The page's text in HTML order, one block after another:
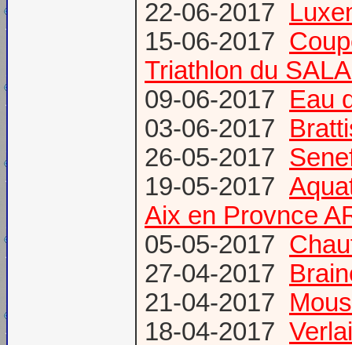
22-06-2017
15-06-2017
Triathlon du
09-06-2017 Eau
03-06-2017
26-05-2017
19-05-2017
Aix en Provnce
05-05-2017
27-04-2017
21-04-2017
18-04-2017